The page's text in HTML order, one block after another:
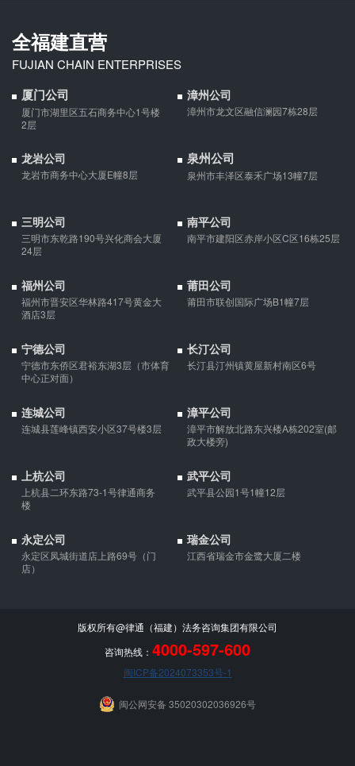
婚前协议
婚前协议的主要目的是对双方各自的财产和债务范围以及权利归属
等问题实现作出约定，以免将来离婚或一方死亡是产生争议。
婚内财产公证在哪边公证处申请
受理。
支票有效期是10天，法定节假日可以顺延。
微信转账凭证能证明存在借款关系吗？
出借人只提供微信转账凭证，只能证明双方的借贷关系生效，但是
夫妻一方死亡后,债务怎么处理？
的，应当按夫妻共同债务处理。
全福建直营
FUJIAN CHAIN ENTERPRISES
厦门公司
厦门市湖里区五石商务中心1号楼
2层
漳州公司
漳州市龙文区融信澜园7栋28层
龙岩公司
龙岩市商务中心大厦E幢8层
泉州公司
泉州市丰泽区泰禾广场13幢7层
三明公司
三明市东乾路190号兴化商会大厦
24层
南平公司
南平市建阳区赤岸小区C区16栋25层
福州公司
福州市晋安区华林路417号黄金大
酒店3层
莆田公司
莆田市联创国际广场B1幢7层
宁德公司
宁德市东侨区君裕东湖3层（市体育
中心正对面）
长汀公司
长汀县汀州镇黄屋新村南区6号
连城公司
连城县莲峰镇西安小区37号楼3层
漳平公司
漳平市解放北路东兴楼A栋202室(邮
政大楼旁)
上杭公司
上杭县二环东路73-1号律通商务
楼
武平公司
武平县公园1号1幢12层
永定公司
永定区凤城街道店上路69号（门
店）
瑞金公司
江西省瑞金市金鹭大厦二楼
版权所有@律通（福建）法务咨询集团有限公司
咨询热线： 4000-597-600
闽ICP备2024073353号-1
闽公网安备 35020302036926号